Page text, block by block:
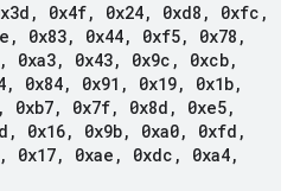
, 0x4f, 0x24, 0xd8 , 0xfc ,
, 0x83, 0x44, 0xf5, 0x78 ,
, 0xa3, 0x43, 0x9c , 0xcb,
, 0x84, 0x91 , 0x19, 0x1b,
, 0xb7, 0x7f, 0x8d , 0xe5,
, 0x16, 0x9b, 0xa0, 0xfd ,
, 0x17, 0xae , 0xdc , 0xa4,